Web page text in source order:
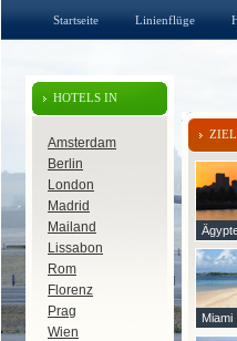
Startseite Linienflüge
HOTELS IN
Amsterdam
Berlin
London
Madrid
Mailand
Lissabon
Rom
Florenz
Prag
Wien
Miami